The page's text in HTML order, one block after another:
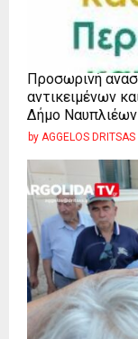
Προσωρινή
αντικειμένων
Δήμο Ναυπλιέων
by AGGELOS DRITSAS